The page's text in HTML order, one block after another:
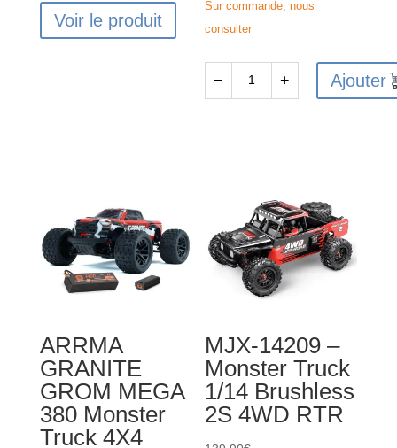
Voir le produit
Sur commande, nous
consulter
380
Monster
Truck
RTR
Bleu
-
ARA2102T1
− + Ajouter
ARRMA
GRANITE
GROM MEGA
380 Monster
Truck 4X4
MJX-14209 –
Monster Truck
1/14 Brushless
2S 4WD RTR